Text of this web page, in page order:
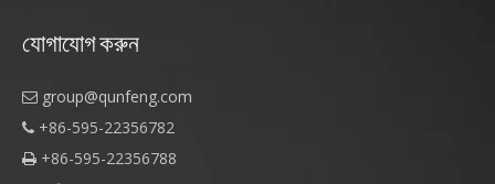
যোগাযোগ করুন
 group@qunfeng.com
 +86-595-22356782
 +86-595-22356788